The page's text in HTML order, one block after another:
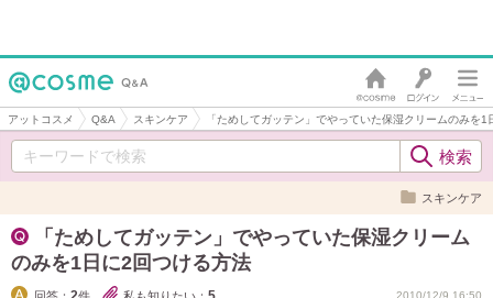
アットコスメ Q&A スキンケア 「ためしてガッテン」でやっていた保湿クリームのみを1
スキンケア
「ためしてガッテン」でやっていた保湿クリーム
のみを1日に2回つける方法
2010/12/9 16:50